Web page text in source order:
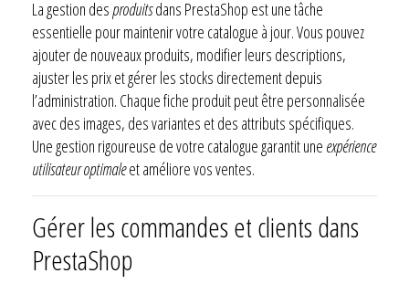
La gestion desproduitsdans PrestaShop est une tâche
essentielle pour maintenir votre catalogue à jour. Vous pouvez
ajouter de nouveaux produits, modifier leurs descriptions,
ajuster les prix et gérer les stocks directement depuis
l’administration. Chaque fiche produit peut être personnalisée
avec des images, des variantes et des attributs spécifiques.
Une gestion rigoureuse de votre catalogue garantit une expérience
utilisateur optimaleet améliore vos ventes.
Gérer les commandes et clients dans
PrestaShop